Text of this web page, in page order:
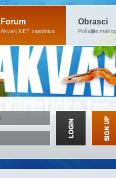
Forum
Akvarij.NET zajednica
Obrasci
Pošaljite mali